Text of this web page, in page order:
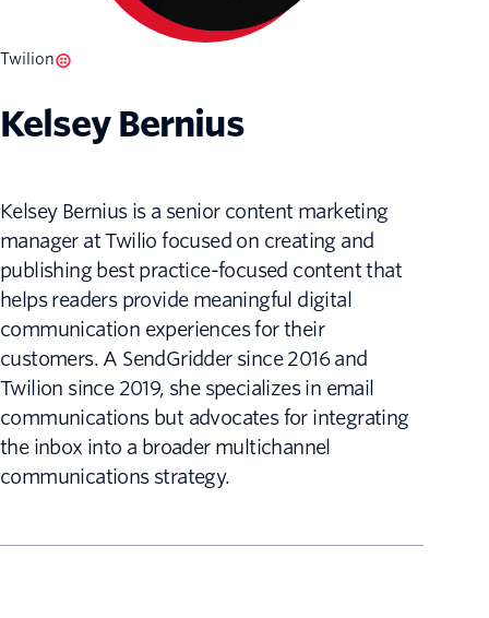
Twilion
Kelsey Bernius
Kelsey Bernius is a senior content marketing
manager at Twilio focused on creating and
publishing best practice-focused content that
helps readers provide meaningful digital
communication experiences for their
customers. A SendGridder since 2016 and
Twilion since 2019, she specializes in email
communications but advocates for integrating
the inbox into a broader multichannel
communications strategy.